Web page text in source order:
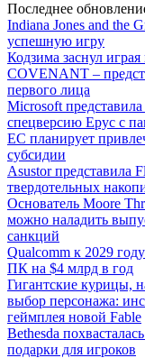
Последнее
Indiana Jones and the
успешную игру
Кодзима заснул
COVENANT –
первого лица
Microsoft
спецверсию Epyc с
ЕС планирует
субсидии
Asustor представила
твердотельных
Основатель Moore
можно наладить
санкций
Qualcomm к 2029
ПК на $4 млрд в год
Гигантские курицы,
выбор персонажа:
геймплея новой Fable
Bethesda
подарки для игроков